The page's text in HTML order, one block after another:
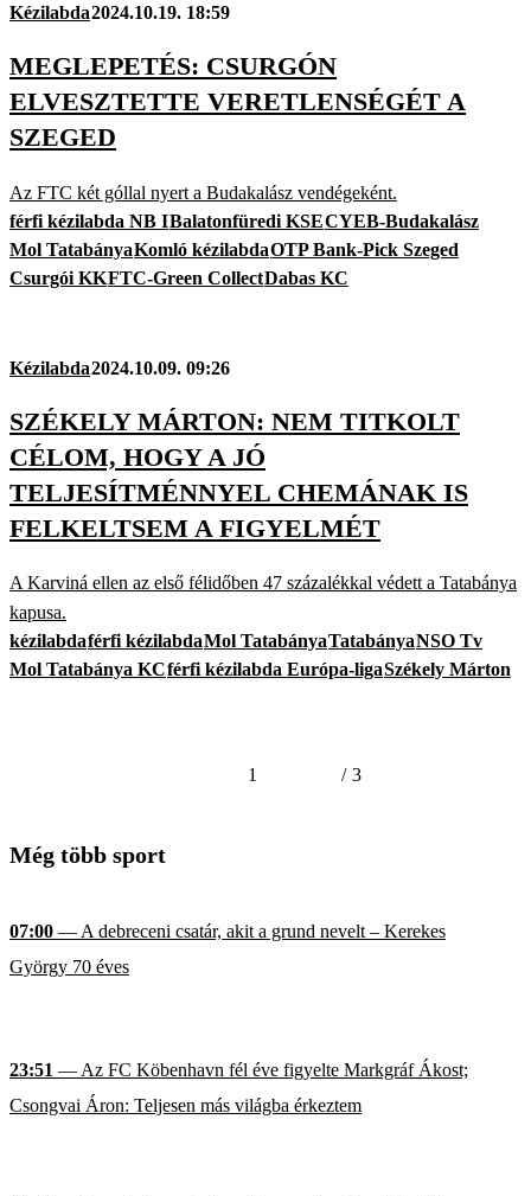
Kézilabda2024.10.19. 18:59
MEGLEPETÉS: CSURGÓN
ELVESZTETTE VERETLENSÉGÉT A
SZEGED
Az FTC két góllal nyert a Budakalász vendégeként.
férfi kézilabda NB IBalatonfüredi KSECYEB-Budakalász
Mol TatabányaKomló kézilabdaOTP Bank-Pick Szeged
Csurgói KKFTC-Green CollectDabas KC
Kézilabda2024.10.09. 09:26
SZÉKELY MÁRTON: NEM TITKOLT
CÉLOM, HOGY A JÓ
TELJESÍTMÉNNYEL CHEMÁNAK IS
FELKELTSEM A FIGYELMÉT
A Karviná ellen az első félidőben 47 százalékkal védett a Tatabánya
kapusa.
kézilabdaférfi kézilabdaMol TatabányaTatabányaNSO Tv
Mol Tatabánya KCférfi kézilabda Európa-ligaSzékely Márton
1 / 3
Még több sport
07:00 — A debreceni csatár, akit a grund nevelt – Kerekes
György 70 éves
23:51 — Az FC Köbenhavn fél éve figyelte Markgráf Ákost;
Csongvai Áron: Teljesen más világba érkeztem